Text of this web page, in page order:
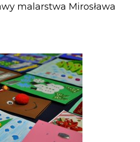
malarstwa Mirosława